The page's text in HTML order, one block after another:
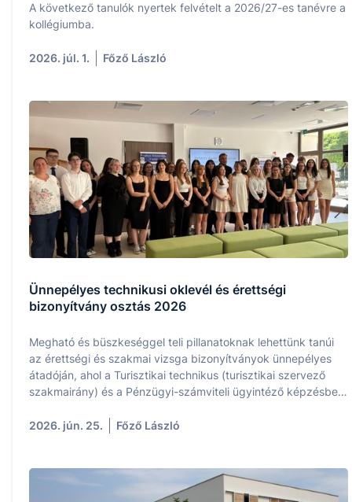
A következő tanulók nyertek felvételt a 2026/27-es tanévre a
kollégiumba.
2026. júl. 1. Főző László
Ünnepélyes technikusi oklevél és érettségi
bizonyítvány osztás 2026
Megható és büszkeséggel teli pillanatoknak lehettünk tanúi
az érettségi és szakmai vizsga bizonyítványok ünnepélyes
átadóján, ahol a Turisztikai technikus (turisztikai szervező
szakmairány) és a Pénzügyi-számviteli ügyintéző képzésben
2026. jún. 25.
Főző László